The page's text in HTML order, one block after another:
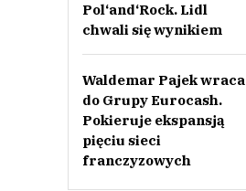
Pol‘and‘Rock. Lidl
chwali się wynikiem
Waldemar Pajek wraca
do Grupy Eurocash.
Pokieruje ekspansją
pięciu sieci
franczyzowych